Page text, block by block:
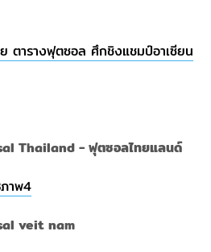
ตารางฟุตซอล ศึกชิงแชมป์อาเซียน
Thailand - ฟุตซอลไทยแลนด์
ภาพ4
veit nam